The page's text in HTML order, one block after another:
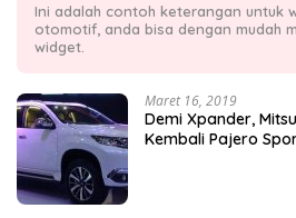
Ini adalah contoh keterangan untuk
otomotif, anda bisa dengan mudah
widget.
Maret 16, 2019
Demi Xpander,
Kembali Pajero